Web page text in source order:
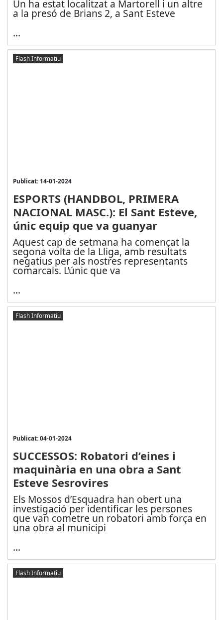
Un ha estat localitzat a Martorell i un altre
a la presó de Brians 2, a Sant Esteve
...
Flash Informatiu
Publicat: 14-01-2024
ESPORTS (HANDBOL, PRIMERA
NACIONAL MASC.): El Sant Esteve,
únic equip que va guanyar
Aquest cap de setmana ha començat la
segona volta de la Lliga, amb resultats
negatius per als nostres representants
comarcals. L’únic que va
...
Flash Informatiu
Publicat: 04-01-2024
SUCCESSOS: Robatori d’eines i
maquinària en una obra a Sant
Esteve Sesrovires
Els Mossos d’Esquadra han obert una
investigació per identificar les persones
que van cometre un robatori amb força en
una obra al municipi
...
Flash Informatiu